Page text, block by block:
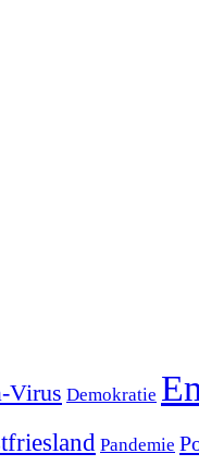
Virus Demokratie
Pandemie